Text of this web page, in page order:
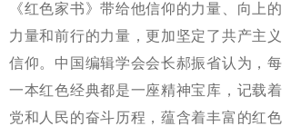
《红色家书》带给他信仰的力量、向上的
力量和前行的力量，更加坚定了共产主义
信仰。中国编辑学会会长郝振省认为，每
一本红色经典都是一座精神宝库，记载着
党和人民的奋斗历程，蕴含着丰富的红色